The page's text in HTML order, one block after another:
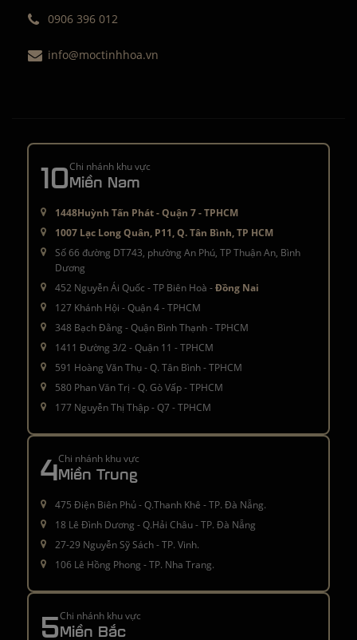
0906 396 012
info@moctinhhoa.vn
10Chi nhánh khu vực
Miền Nam
1448Huỳnh Tấn Phát - Quận 7 - TPHCM
1007 Lạc Long Quân, P11, Q. Tân Bình, TP HCM
Số 66 đường DT743, phường An Phú, TP Thuận An, Bình
Dương
452 Nguyễn Ái Quốc - TP Biên Hoà -Đồng Nai
127 Khánh Hội - Quận 4 - TPHCM
348 Bạch Đằng - Quận Bình Thạnh - TPHCM
1411 Đường 3/2 - Quận 11 - TPHCM
591 Hoàng Văn Thụ - Q. Tân Bình - TPHCM
580 Phan Văn Trị - Q. Gò Vấp - TPHCM
177 Nguyễn Thị Thập - Q7 - TPHCM
4Chi nhánh khu vực
Miền Trung
475 Điện Biên Phủ - Q.Thanh Khê - TP. Đà Nẵng.
18 Lê Đình Dương - Q.Hải Châu - TP. Đà Nẵng
27-29 Nguyễn Sỹ Sách - TP. Vinh.
106 Lê Hồng Phong - TP. Nha Trang.
5Chi nhánh khu vực
Miền Bắc